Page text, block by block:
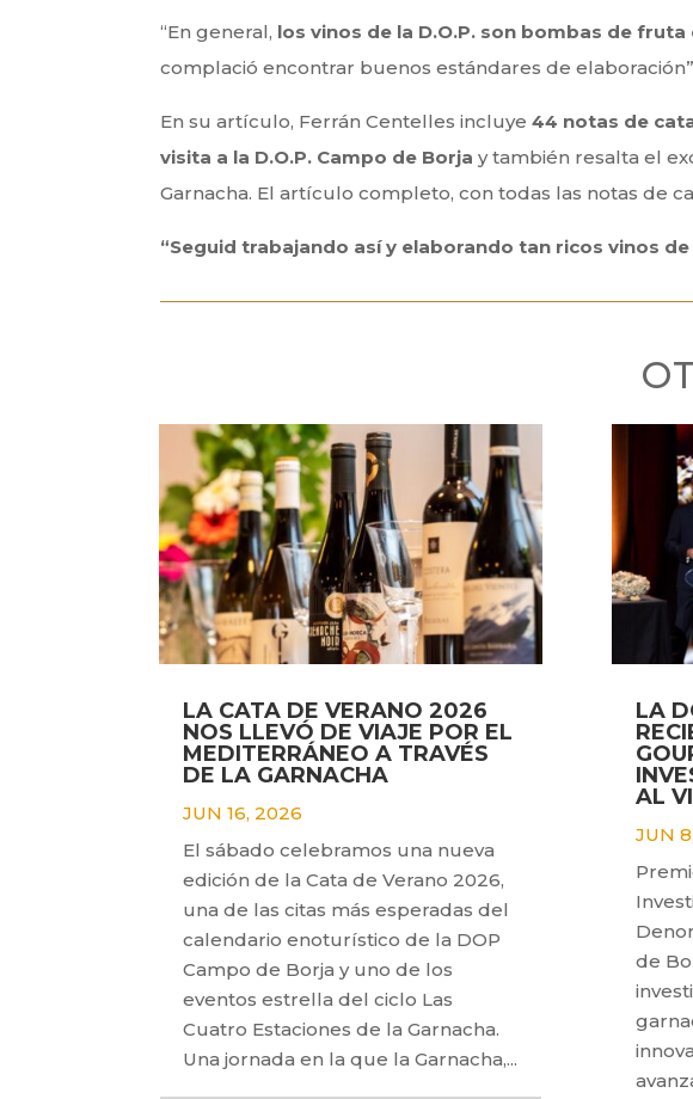
“En general, los vinos de la D.O.P. son bombas de fruta
complació encontrar buenos estándares de
En su artículo, Ferrán Centelles incluye 44 notas de
visita a la D.O.P. Campo de Borja y también resalta el
Garnacha. El artículo completo, con todas las notas de
“Seguid trabajando así y elaborando tan ricos vinos de
LA CATA DE VERANO 2026
NOS LLEVÓ DE VIAJE POR EL
MEDITERRÁNEO A TRAVÉS
DE LA GARNACHA
JUN 16, 2026
El sábado celebramos una nueva
edición de la Cata de Verano 2026,
una de las citas más esperadas del
calendario enoturístico de la DOP
Campo de Borja y uno de los
eventos estrella del ciclo Las
Cuatro Estaciones de la Garnacha.
Una jornada en la que la Garnacha,...
LA
AL
JUN
de